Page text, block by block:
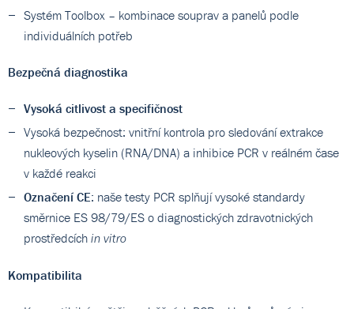
Systém Toolbox – kombinace souprav a panelů podle
individuálních potřeb
Bezpečná diagnostika
Vysoká citlivost a specifičnost
Vysoká bezpečnost: vnitřní kontrola pro sledování extrakce
nukleových kyselin (RNA/DNA) a inhibice PCR v reálném čase
v každé reakci
Označení CE: naše testy PCR splňují vysoké standardy
směrnice ES 98/79/ES o diagnostických zdravotnických
prostředcích in vitro
Kompatibilita